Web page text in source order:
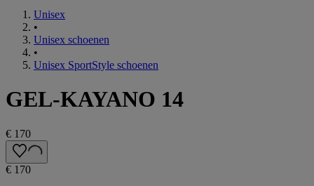
Unisex
•
Unisex schoenen
•
Unisex SportStyle schoenen
GEL-KAYANO 14
€ 170
€ 170